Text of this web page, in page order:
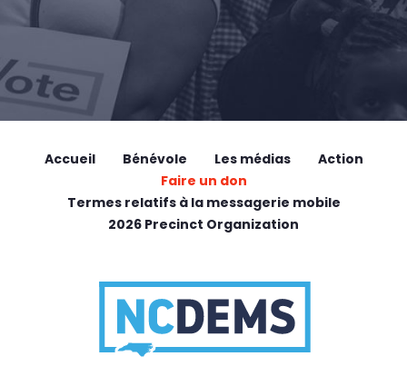
Accueil Bénévole Les médias
Action
Faire un don
Termes relatifs à la messagerie mobile
2026 Precinct Organization